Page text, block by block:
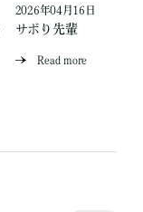
2026年04月16日
サボり先輩
Read more